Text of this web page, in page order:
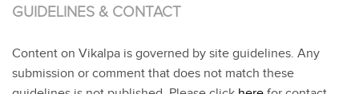
GUIDELINES & CONTACT
Content on Vikalpa is governed by site guidelines. Any
submission or comment that does not match these